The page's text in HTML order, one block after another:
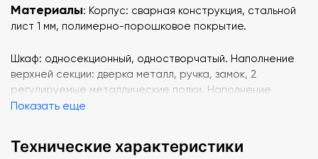
Материалы: Корпус: сварная конструкция, стальной
лист 1 мм, полимерно-порошковое покрытие.
Шкаф: односекционный, одностворчатый. Наполнение
верхней секции: дверка металл, ручка, замок, 2
регулируемые металлические полки. Наполнение
нижней секции: дверка металл, ручка, замок, 1
распределенная нагрузка на металлическую полку: не
Показать еще
Технические характеристики